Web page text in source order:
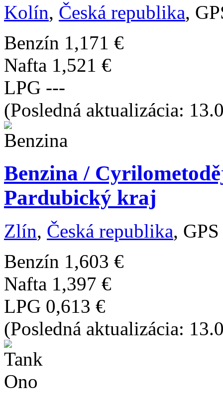
Kolín, Česká republika,
Benzín 1,171 €
Nafta 1,521 €
LPG ---
(Posledná aktualizácia:
Benzina /
Pardubický kraj
Zlín, Česká republika,
Benzín 1,603 €
Nafta 1,397 €
LPG 0,613 €
(Posledná aktualizácia: